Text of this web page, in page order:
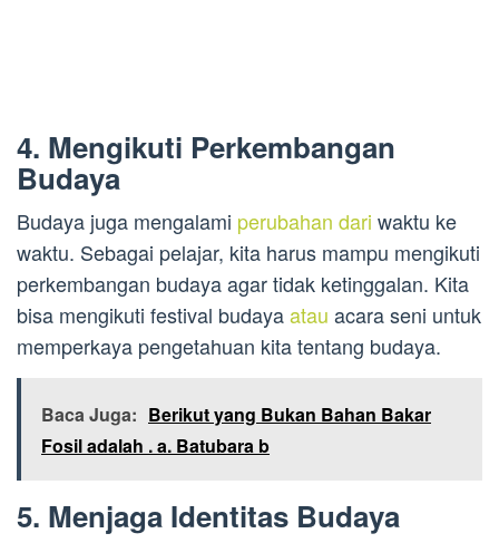
4. Mengikuti Perkembangan
Budaya
Budaya juga mengalami perubahan dari waktu ke
waktu. Sebagai pelajar, kita harus mampu mengikuti
perkembangan budaya agar tidak ketinggalan. Kita
bisa mengikuti festival budayaatau acara seni untuk
memperkaya pengetahuan kita tentang budaya.
Baca Juga: Berikut yang Bukan Bahan Bakar
Fosil adalah . a. Batubara b
5. Menjaga Identitas Budaya